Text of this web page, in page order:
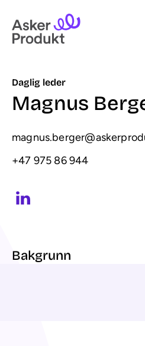
Daglig leder
Magnus
+47 975 86 944
Bakgrunn